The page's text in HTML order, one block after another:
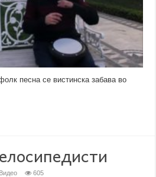
песна се вистинска забава во
Видео 605